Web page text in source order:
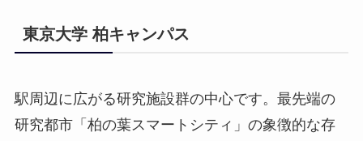
東京大学 柏キャンパス
駅周辺に広がる研究施設群の中心です。最先端の
研究都市「柏の葉スマートシティ」の象徴的な存